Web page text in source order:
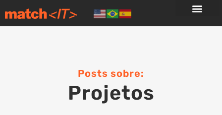
Posts sobre:
Projetos